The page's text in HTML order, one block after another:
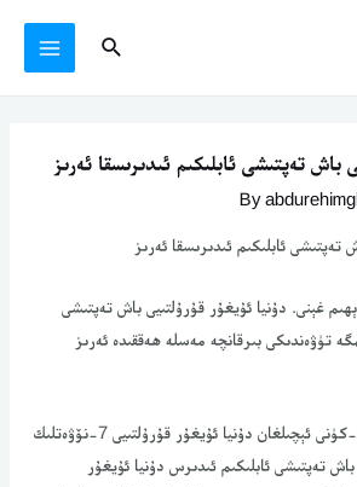
Search
باش تەپتىشى ئابلىكىم ئىدىرىسقا ئەرىز
تەپتىشى ئابلىكىم ئىدىرىسقا ئەرىز
غېنى. دۇنيا ئۇيغۇر قۇرۇلتىيى باش تەپتىشى
تۈۋەندىكى بىرقانچە مەسلە ھەققىدە ئەرىز
2021-يىلى 9-ئاينىڭ 26-كۈنى ئېچىلغان دۇنيا ئۇيغۇر قۇرۇلتىيى 7-نۆۋەتلىك
تەپتىشى ئابلىكىم ئىدىرس دۇنيا ئۇيغۇر